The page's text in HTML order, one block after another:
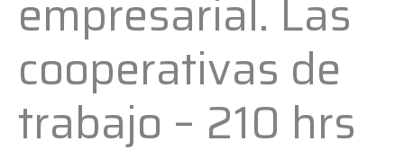
empresarial. Las
cooperativas de
trabajo – 210 hrs
de
-